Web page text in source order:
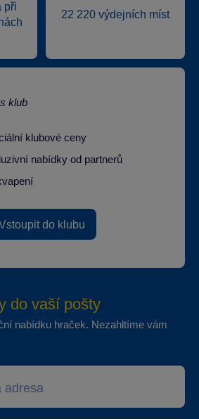
při
22 220 výdejních míst
klubové ceny
nabídky od partnerů
do klubu
do vaší pošty
nabídku hraček. Nezahltíme vám